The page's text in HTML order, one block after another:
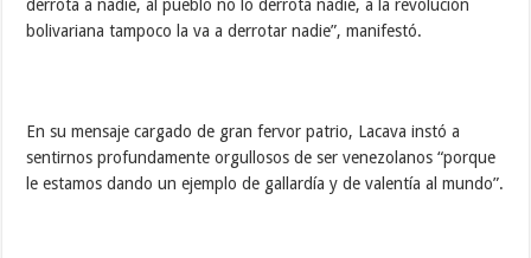
derrota a nadie, al pueblo no lo derrota nadie, a la revolución
bolivariana tampoco la va a derrotar nadie”, manifestó.
En su mensaje cargado de gran fervor patrio, Lacava instó a
sentirnos profundamente orgullosos de ser venezolanos “porque
le estamos dando un ejemplo de gallardía y de valentía al mundo”.